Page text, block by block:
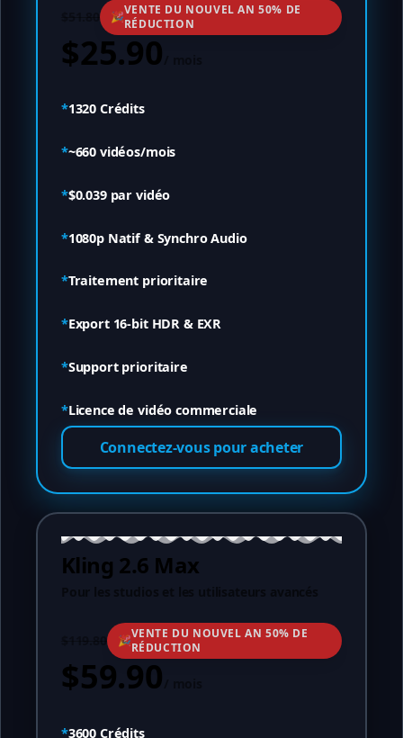
🎉VENTE DU NOUVEL AN 50% DE
RÉDUCTION
$25.90
*1320 Crédits
*~660 vidéos/mois
*$0.039 par vidéo
*1080p Natif & Synchro Audio
*Traitement prioritaire
*Export 16-bit HDR & EXR
*Support prioritaire
*Licence de vidéo commerciale
Connectez-vous pour acheter
Kling 2.6 Max
🎉VENTE DU NOUVEL AN 50% DE
RÉDUCTION
$59.90
*3600 Crédits